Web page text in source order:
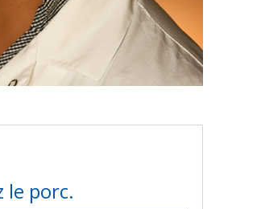
le porc.